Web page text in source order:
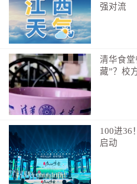
强对流
清华食
藏”？校
100进36
启动